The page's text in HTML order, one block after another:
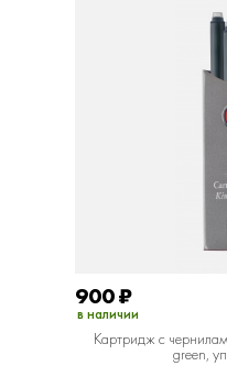
900₽
в наличии
Картридж с
green,